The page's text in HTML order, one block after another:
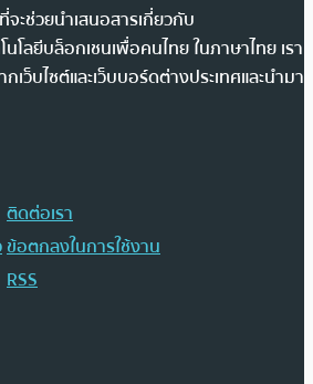
ะช่วยนำเสนอสารเกี่ยวกับ
โลยีบล็อกเชนเพื่อคนไทย ในภาษาไทย เรา
ว็บไซต์และเว็บบอร์ดต่างประเทศและนำมา
ติดต่อเรา
ข้อตกลงในการใช้งาน
RSS